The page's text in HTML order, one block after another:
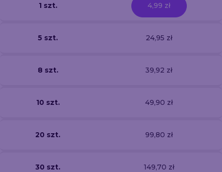
1 szt. 4,99 zł
5 szt. 24,95 zł
8 szt. 39,92 zł
10 szt. 49,90 zł
20 szt. 99,80 zł
30 szt. 149,70 zł